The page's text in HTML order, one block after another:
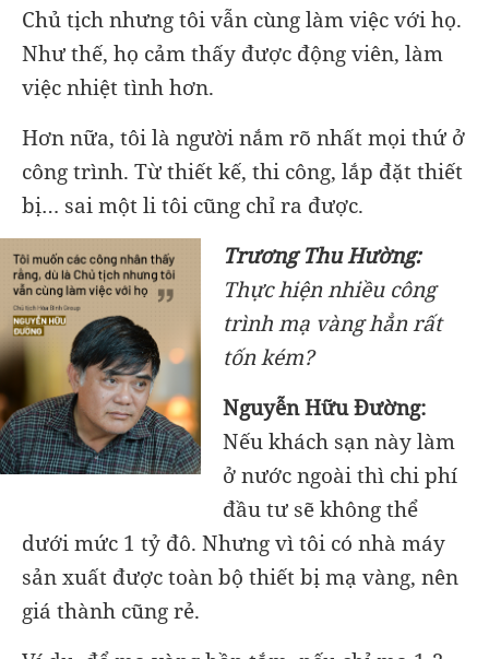
Chủ tịch nhưng tôi vẫn cùng làm việc với họ.
Như thế, họ cảm thấy được động viên, làm
việc nhiệt tình hơn.
Hơn nữa, tôi là người nắm rõ nhất mọi thứ ở
công trình. Từ thiết kế, thi công, lắp đặt thiết
bị… sai một li tôi cũng chỉ ra được.
Trương Thu Hường:
Thực hiện nhiều công
trình mạ vàng hẳn rất
tốn kém?
Nguyễn Hữu Đường:
Nếu khách sạn này làm
ở nước ngoài thì chi phí
đầu tư sẽ không thể
dưới mức 1 tỷ đô. Nhưng vì tôi có nhà máy
sản xuất được toàn bộ thiết bị mạ vàng, nên
giá thành cũng rẻ.